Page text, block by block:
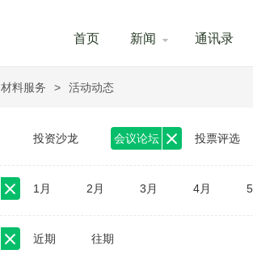
首页 新闻 通讯录
材料服务 > 活动动态
投资沙龙 会议论坛 投票评选
1月 2月 3月 4月
近期 往期